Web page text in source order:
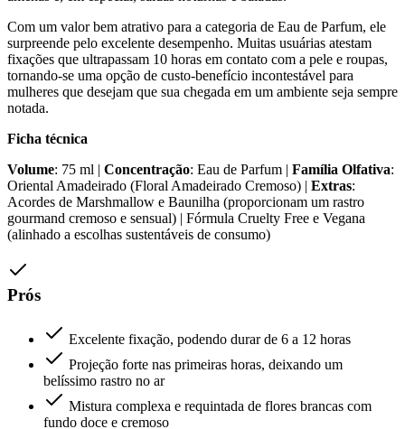
Com um valor bem atrativo para a categoria de Eau de Parfum, ele
surpreende pelo excelente desempenho. Muitas usuárias atestam
fixações que ultrapassam 10 horas em contato com a pele e roupas,
tornando-se uma opção de custo-benefício incontestável para
mulheres que desejam que sua chegada em um ambiente seja sempre
notada.
Ficha técnica
Volume: 75 ml | Concentração: Eau de Parfum | Família Olfativa:
Oriental Amadeirado (Floral Amadeirado Cremoso) | Extras:
Acordes de Marshmallow e Baunilha (proporcionam um rastro
gourmand cremoso e sensual) | Fórmula Cruelty Free e Vegana
(alinhado a escolhas sustentáveis de consumo)
Prós
Excelente fixação, podendo durar de 6 a 12 horas
Projeção forte nas primeiras horas, deixando um
belíssimo rastro no ar
Mistura complexa e requintada de flores brancas com
fundo doce e cremoso